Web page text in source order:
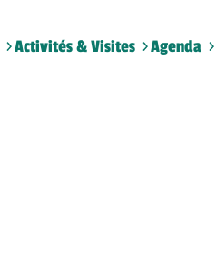
Activités & Visites Agenda